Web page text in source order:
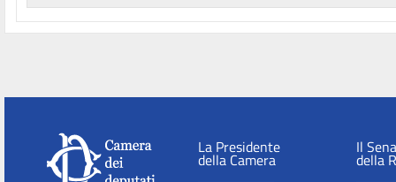
La Presidente
della Camera
Il
della